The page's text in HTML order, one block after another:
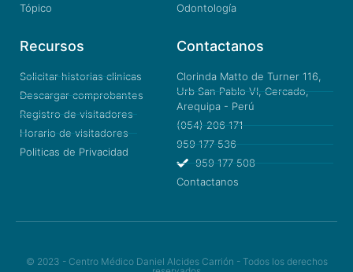
Tópico
Odontología
Recursos
Solicitar historias clinicas
Descargar comprobantes
Registro de visitadores
Horario de visitadores
Politicas de Privacidad
Contactanos
Clorinda Matto de Turner 116,
Urb San Pablo VI, Cercado,
Arequipa - Perú
(054) 206 171
959 177 536
959 177 508
Contactanos
© 2023 - Centro Médico Daniel Alcides Carrión - Todos los derechos